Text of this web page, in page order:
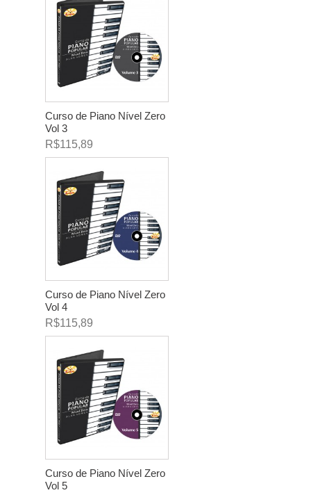
Curso de Piano Nível Zero
Vol 3
R$115,89
Curso de Piano Nível Zero
Vol 4
R$115,89
Curso de Piano Nível Zero
Vol 5